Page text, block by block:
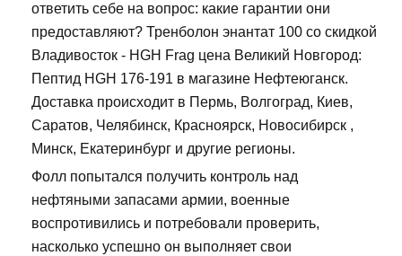
ответить себе на вопрос: какие гарантии они
предоставляют? Тренболон энантат 100 со скидкой
Владивосток - HGH Frag цена Великий Новгород:
Пептид HGH 176-191 в магазине Нефтеюганск.
Доставка происходит в Пермь, Волгоград, Киев,
Саратов, Челябинск, Красноярск, Новосибирск ,
Минск, Екатеринбург и другие регионы.
Фолл попытался получить контроль над
нефтяными запасами армии, военные
воспротивились и потребовали проверить,
насколько успешно он выполняет свои